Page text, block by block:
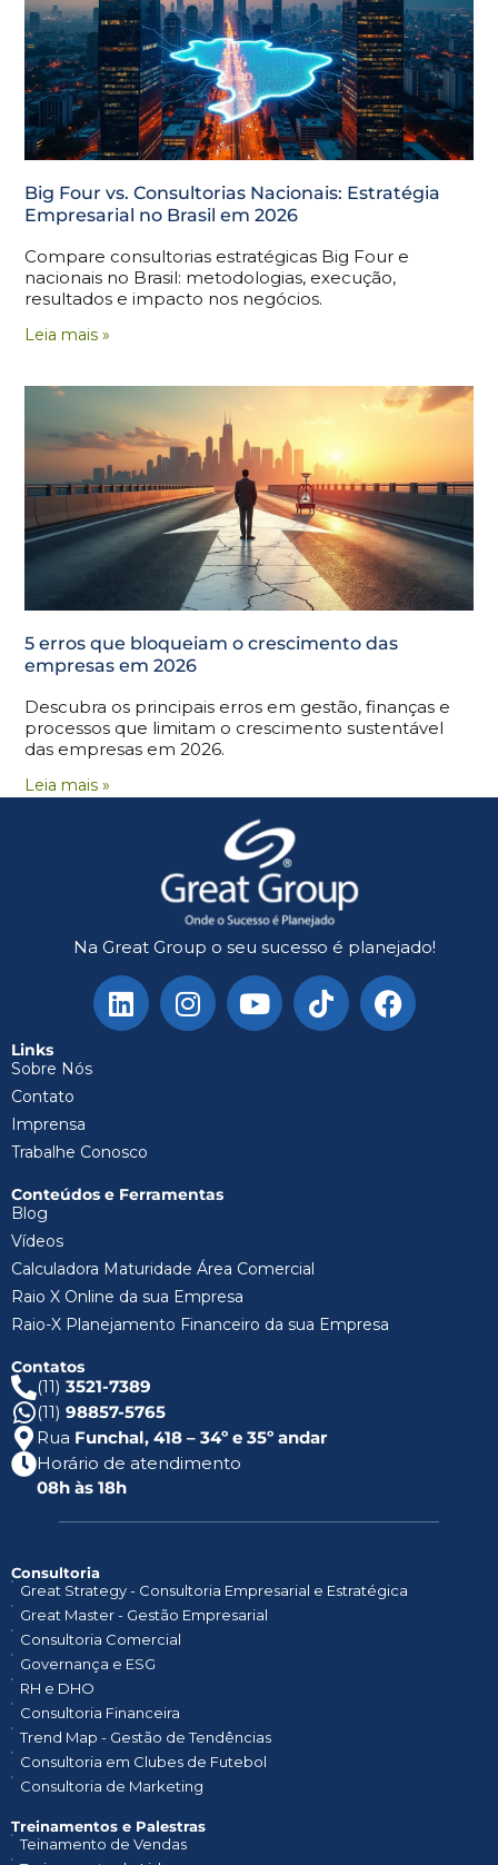
Big Four vs. Consultorias Nacionais: Estratégia
Empresarial no Brasil em 2026
Compare consultorias estratégicas Big Four e
nacionais no Brasil: metodologias, execução,
resultados e impacto nos negócios.
Leia mais »
5 erros que bloqueiam o crescimento das
empresas em 2026
Descubra os principais erros em gestão, finanças e
processos que limitam o crescimento sustentável
das empresas em 2026.
Leia mais »
Na Great Group o seu sucesso é planejado!
Links
Sobre Nós
Contato
Imprensa
Trabalhe Conosco
Conteúdos e Ferramentas
Blog
Vídeos
Calculadora Maturidade Área Comercial
Raio X Online da sua Empresa
Raio-X Planejamento Financeiro da sua Empresa
Contatos
(11) 3521-7389
(11) 98857-5765
Rua Funchal, 418 – 34º e 35º andar
Horário de atendimento
08h às 18h
Consultoria
Great Strategy - Consultoria Empresarial e Estratégica
Great Master - Gestão Empresarial
Consultoria Comercial
Governança e ESG
RH e DHO
Consultoria Financeira
Trend Map - Gestão de Tendências
Consultoria em Clubes de Futebol
Consultoria de Marketing
Treinamentos e Palestras​
Teinamento de Vendas